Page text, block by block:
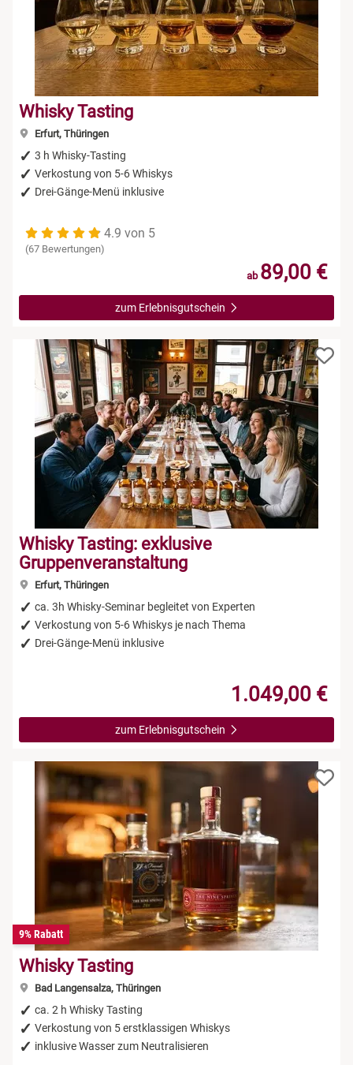
Whisky Tasting
Erfurt, Thüringen
3 h Whisky-Tasting
Verkostung von 5-6 Whiskys
Drei-Gänge-Menü inklusive
4.9 von 5
(67 Bewertungen)
ab 89,00 €
zum Erlebnisgutschein
Whisky Tasting: exklusive
Gruppenveranstaltung
Erfurt, Thüringen
ca. 3h Whisky-Seminar begleitet von Experten
Verkostung von 5-6 Whiskys je nach Thema
Drei-Gänge-Menü inklusive
1.049,00 €
zum Erlebnisgutschein
9% Rabatt
Whisky Tasting
Bad Langensalza, Thüringen
ca. 2 h Whisky Tasting
Verkostung von 5 erstklassigen Whiskys
inklusive Wasser zum Neutralisieren